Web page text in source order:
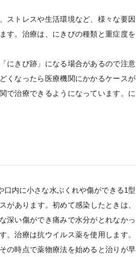
ストレスや生活環境など、様々な要因
す。治療は、にきびの種類と重症度を
にきび跡」になる場合があるので注意
くなったら医療機関にかかるケースが
で治療できるようになっています。に
内に小さな水ぶくれや傷ができる1型
があります。初めて感染したときは、
深い傷ができ痛みで水分がとれなかっ
。治療は抗ウイルス薬を使用します。
の時点で薬物療法を始めると治りが早